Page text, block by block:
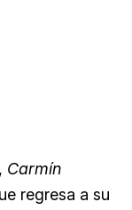
Carmín
regresa a su